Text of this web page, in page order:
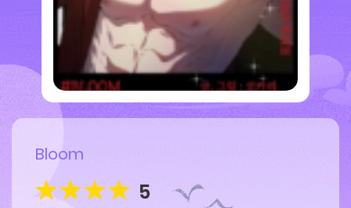
Bloom
5